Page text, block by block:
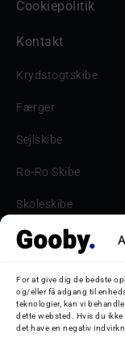
For at give dig de bedste
og/eller få adgang til
teknologier, kan vi
dette websted. Hvis du
det have en negativ
Cookiepolitik
Kontakt
Krydstogtskibe
Færger
Sejlskibe
Ro-Ro Skibe
Skoleskibe
Havne & Turbåde
Bilskib
Storebæltsbroen